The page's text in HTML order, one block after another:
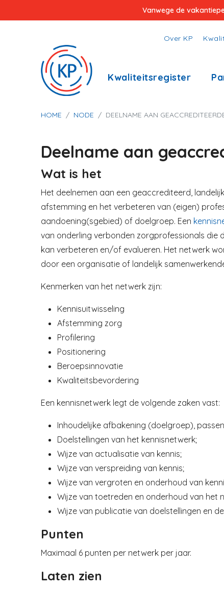
en
Vanwege de
Top
menu
Over KP
Hoofdnavigatie
Kwaliteitsregister
Kruimelpad
HOME NODE DEELNAME AAN
Deelname aan
Wat is het
Het deelnemen aan een geaccrediteerd,
afstemming en het verbeteren van (eigen)
aandoening(sgebied) of doelgroep. Een
van onderling verbonden zorgprofessionals die
kan verbeteren en/of evalueren. Het netwerk
door een organisatie of landelijk
Kenmerken van het netwerk zijn:
Kennisuitwisseling
Afstemming zorg
Profilering
Positionering
Beroepsinnovatie
Kwaliteitsbevordering
Een kennisnetwerk legt de volgende zaken vast:
Inhoudelijke afbakening (doelgroep),
Doelstellingen van het kennisnetwerk;
Wijze van actualisatie van kennis;
Wijze van verspreiding van kennis;
Wijze van vergroten en onderhoud van
Wijze van toetreden en onderhoud van het
Wijze van publicatie van doelstellingen en
Punten
Maximaal 6 punten per netwerk per jaar.
Laten zien